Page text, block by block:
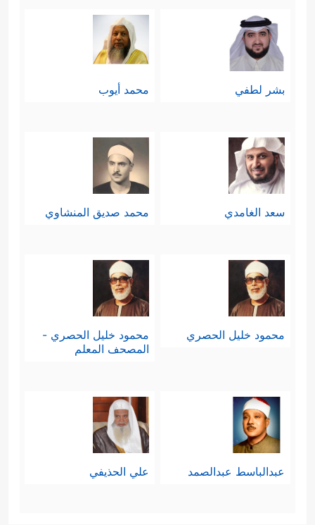
بشر لطفي محمد أيوب
سعد الغامدي محمد صديق المنشاوي
محمود خليل الحصري
محمود خليل الحصري -
المصحف المعلم
عبدالباسط عبدالصمد علي الحذيفي